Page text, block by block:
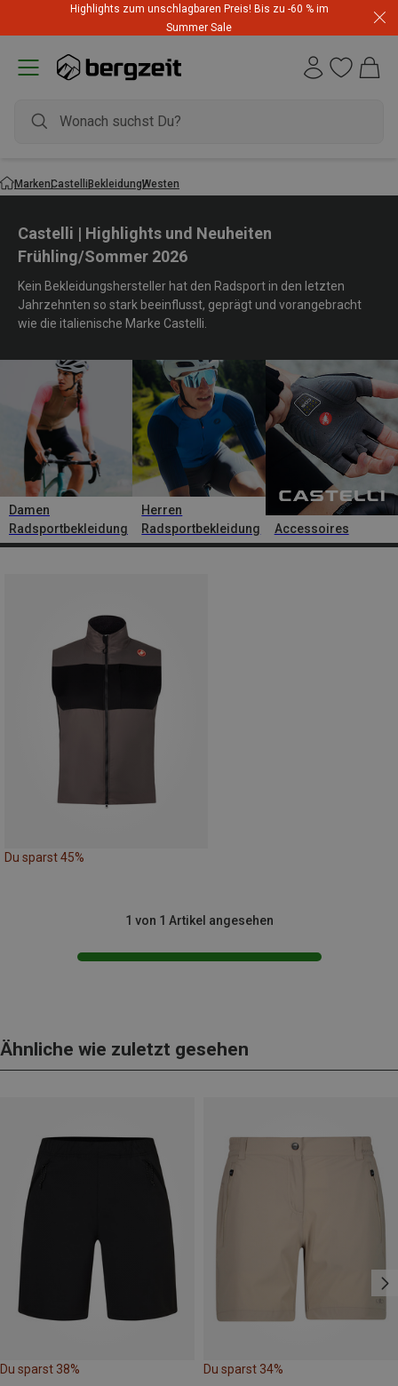
Highlights zum unschlagbaren Preis! Bis zu -60 % im
Summer Sale
MarkenCastelliBekleidungWesten
Castelli | Highlights und Neuheiten
Frühling/Sommer 2026
Kein Bekleidungshersteller hat den Radsport in den letzten
Jahrzehnten so stark beeinflusst, geprägt und vorangebracht
wie die italienische Marke Castelli.
Damen
Radsportbekleidung
Herren
Radsportbekleidung
Accessoires
Du sparst 45%
1 von 1 Artikel angesehen
Ähnliche wie zuletzt gesehen
Du sparst 38% Du sparst 34%